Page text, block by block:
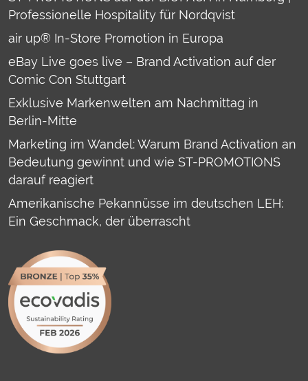
Professionelle Hospitality für Nordqvist
air up® In-Store Promotion in Europa
eBay Live goes live – Brand Activation auf der
Comic Con Stuttgart
Exklusive Markenwelten am Nachmittag in
Berlin-Mitte
Marketing im Wandel: Warum Brand Activation an
Bedeutung gewinnt und wie ST-PROMOTIONS
darauf reagiert
Amerikanische Pekannüsse im deutschen LEH:
Ein Geschmack, der überrascht